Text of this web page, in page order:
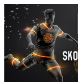
BILDGALLERI
DOKUMENT
VÅRA LAG/TRÄNARE